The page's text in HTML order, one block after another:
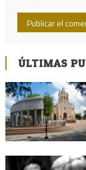
ÚLTIMAS